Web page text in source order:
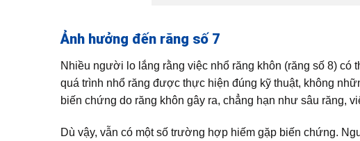
Ảnh hưởng đến răng số 7
Nhiều người lo lắng rằng việc nhổ răng khôn (răng số 8) có
quá trình nhổ răng được thực hiện đúng kỹ thuật, không
biến chứng do răng khôn gây ra, chẳng hạn như sâu răng,
Dù vậy, vẫn có một số trường hợp hiếm gặp biến chứng.